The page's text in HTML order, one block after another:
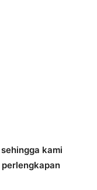
kami
perlengkapan